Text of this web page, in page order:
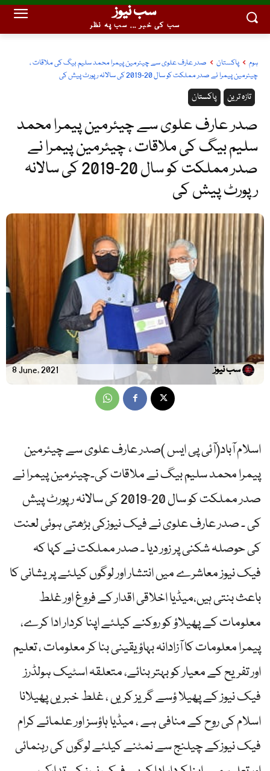
سب نیوز
سب کی خبر ... سب پہ نظر
ہوم پاکستان
صدر عارف علوی سے چیئرمین پیمرا محمد سلیم بیگ کی ملاقات ،
چیئرمین پیمرا نے صدر مملکت کو سال 20-2019 کی سالانہ رپورٹ پیش کی
پاکستان تازہ ترین
صدر عارف علوی سے چیئرمین پیمرا محمد
سلیم بیگ کی ملاقات ، چیئرمین پیمرا نے
صدر مملکت کو سال 20-2019 کی سالانہ
رپورٹ پیش کی
8 June, 2021 سب نیوز
اسلام آباد(آئی پی ایس )صدر عارف علوی سے چیئرمین
پیمرا محمد سلیم بیگ نے ملاقات کی۔چیئرمین پیمرا نے
صدر مملکت کو سال 20-2019 کی سالانہ رپورٹ پیش
کی ۔ صدر عارف علوی نے فیک نیوزکی بڑھتی ہوئی لعنت
کی حوصلہ شکنی پر زور دیا ۔ صدر مملکت نے کہا کہ
فیک نیوز معاشرے میں انتشار اور لوگوں کیلئے پریشانی کا
باعث بنتی ہیں،میڈیا اخلاقی اقدار کے فروغ اور غلط
معلومات کے پھیلاؤ کو روکنے کیلئے اپنا کردار ادا کرے،
پیمرا معلومات کا آزادانہ بہاؤ یقینی بنا کر معلومات ، تعلیم
اور تفریح کے معیار کو بہتر بنائے، متعلقہ اسٹیک ہولڈرز
فیک نیوز کے پھیلا ؤسے گریز کریں ، غلط خبریں پھیلانا
اسلام کی روح کے منافی ہے ، میڈیا ہاؤسز اور علمائے کرام
فیک نیوزکے چیلنج سے نمٹنے کیلئے لوگوں کی رہنمائی